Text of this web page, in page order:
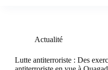
Actualité
Lutte antiterroriste : Des